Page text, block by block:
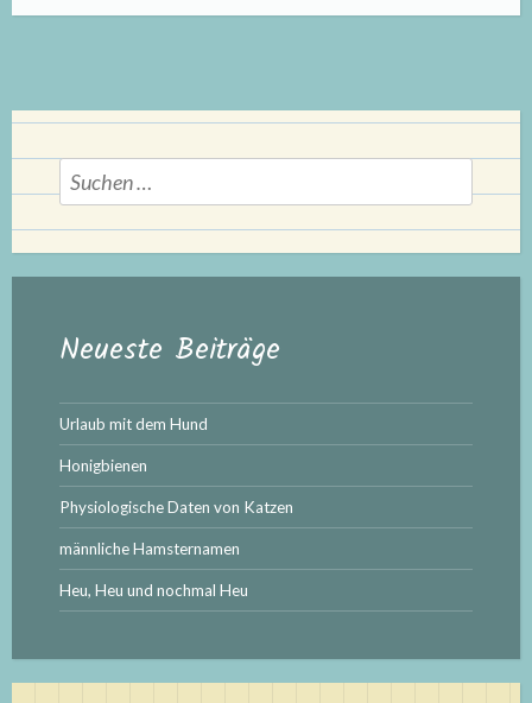
groß,
Suchen
nach:
Neueste Beiträge
Urlaub mit dem Hund
Honigbienen
Physiologische Daten von Katzen
männliche Hamsternamen
Heu, Heu und nochmal Heu